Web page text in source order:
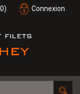
Connexion